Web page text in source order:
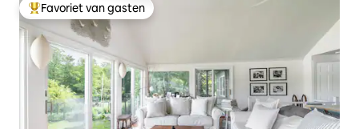
Topfavoriet van gasten
Favoriet van gasten